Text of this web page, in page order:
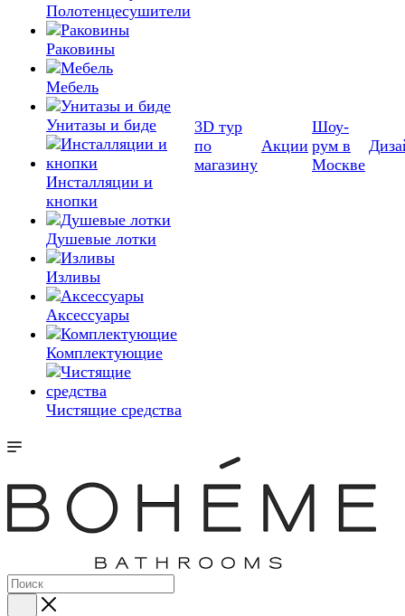
Полотенцесушители
Раковины
Мебель
Унитазы и биде
Инсталляции и
кнопки
Душевые лотки
Изливы
Аксессуары
Комплектующие
Чистящие средства
3D тур
по
магазину
Акции
Шоу-
рум в
Москве